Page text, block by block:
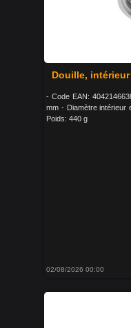
Douille,
- Code EAN:
mm - Diamètre intérieur
Poids: 440 g
02/08/2026 00:00